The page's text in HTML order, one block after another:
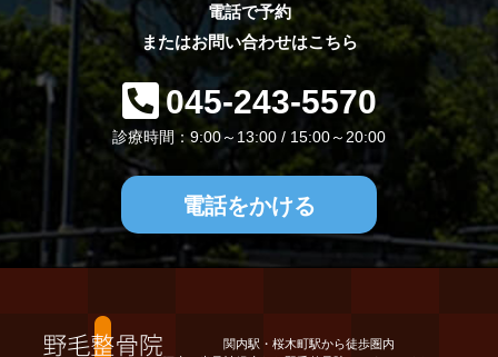
電話で予約
またはお問い合わせはこちら
045-243-5570
診療時間：9:00～13:00 / 15:00～20:00
電話をかける
関内駅・桜木町駅から徒歩圏内